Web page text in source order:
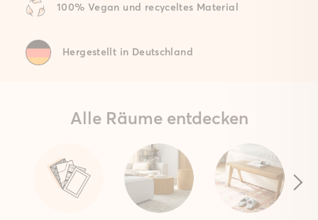
100% Vegan und recyceltes Material
Hergestellt in Deutschland
Alle Räume entdecken